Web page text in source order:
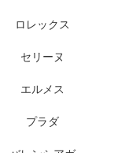
ロレックス
セリーヌ
エルメス
プラダ